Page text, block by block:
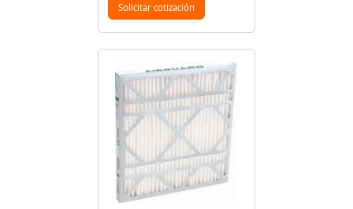
Solicitar cotización